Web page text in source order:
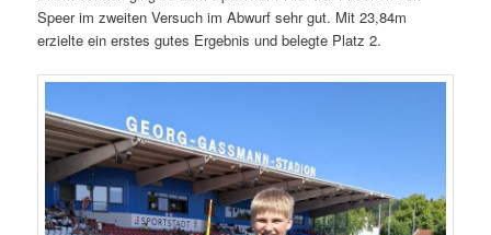
Speer im zweiten Versuch im Abwurf sehr gut. Mit 23,84m
erzielte ein erstes gutes Ergebnis und belegte Platz 2.